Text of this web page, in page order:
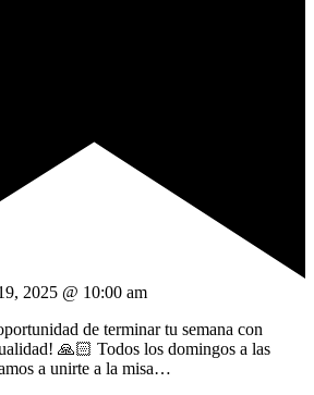
2025 @ 10:00 am
de terminar tu semana con
🙏🏻 Todos los domingos a las
a unirte a la misa…